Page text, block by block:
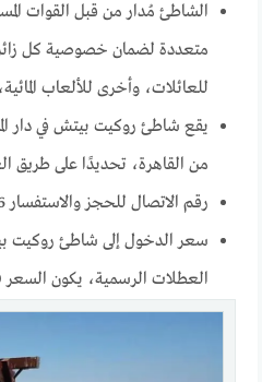
الشاطئ مُدار من قبل القوات
متعددة لضمان خصوصية كل
للعائلات، وأخرى للألعاب
من القاهرة، تحديدًا على طريق
رقم الاتصال للحجز والاستفسار 01090900516.
العطلات الرسمية، يكون السعر 200 جنيه للفرد.